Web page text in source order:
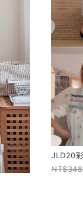
JLD20